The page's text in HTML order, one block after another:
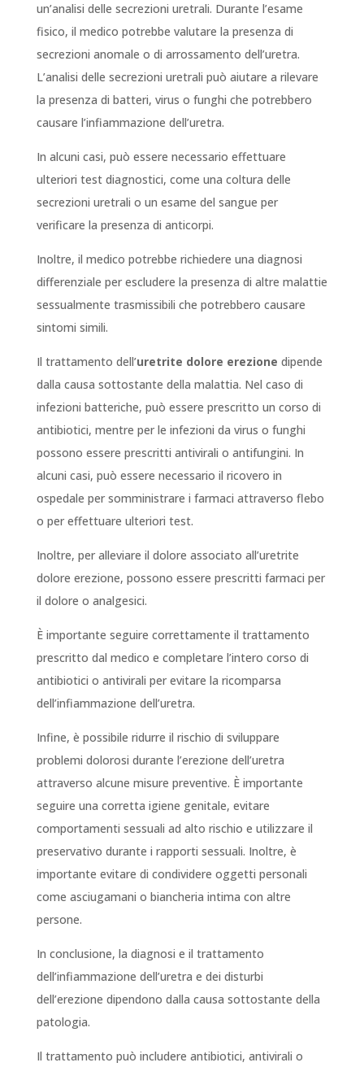
un’analisi delle secrezioni uretrali. Durante l’esame
fisico, il medico potrebbe valutare la presenza di
secrezioni anomale o di arrossamento dell’uretra.
L’analisi delle secrezioni uretrali può aiutare a rilevare
la presenza di batteri, virus o funghi che potrebbero
causare l’infiammazione dell’uretra.
In alcuni casi, può essere necessario effettuare
ulteriori test diagnostici, come una coltura delle
secrezioni uretrali o un esame del sangue per
verificare la presenza di anticorpi.
Inoltre, il medico potrebbe richiedere una diagnosi
differenziale per escludere la presenza di altre malattie
sessualmente trasmissibili che potrebbero causare
sintomi simili.
Il trattamento dell’uretrite dolore erezione dipende
dalla causa sottostante della malattia. Nel caso di
infezioni batteriche, può essere prescritto un corso di
antibiotici, mentre per le infezioni da virus o funghi
possono essere prescritti antivirali o antifungini. In
alcuni casi, può essere necessario il ricovero in
ospedale per somministrare i farmaci attraverso flebo
o per effettuare ulteriori test.
Inoltre, per alleviare il dolore associato all’uretrite
dolore erezione, possono essere prescritti farmaci per
il dolore o analgesici.
È importante seguire correttamente il trattamento
prescritto dal medico e completare l’intero corso di
antibiotici o antivirali per evitare la ricomparsa
dell’infiammazione dell’uretra.
Infine, è possibile ridurre il rischio di sviluppare
problemi dolorosi durante l’erezione dell’uretra
attraverso alcune misure preventive. È importante
seguire una corretta igiene genitale, evitare
comportamenti sessuali ad alto rischio e utilizzare il
preservativo durante i rapporti sessuali. Inoltre, è
importante evitare di condividere oggetti personali
come asciugamani o biancheria intima con altre
persone.
In conclusione, la diagnosi e il trattamento
dell’infiammazione dell’uretra e dei disturbi
dell’erezione dipendono dalla causa sottostante della
patologia.
Il trattamento può includere antibiotici, antivirali o